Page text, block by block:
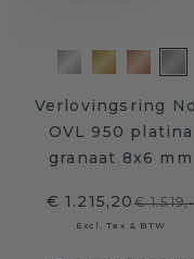
Verlovingsring
OVL 950 platina
granaat 8x6 mm
€ 1.215,20€
Excl. Tax & BTW